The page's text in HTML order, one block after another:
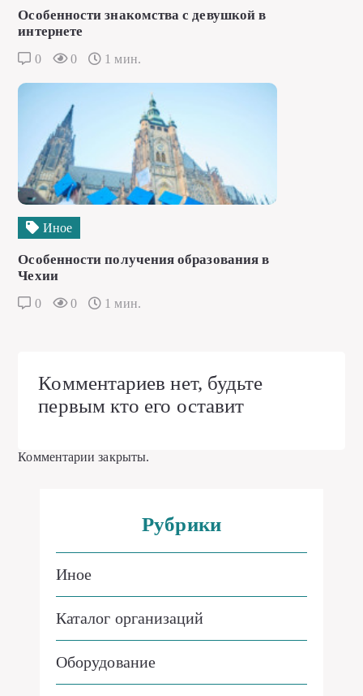
Особенности знакомства с девушкой в
интернете
0 0 1 мин.
Иное
Особенности получения образования в
Чехии
0 0 1 мин.
Комментариев нет, будьте
первым кто его оставит
Комментарии закрыты.
Рубрики
Иное
Каталог организаций
Оборудование